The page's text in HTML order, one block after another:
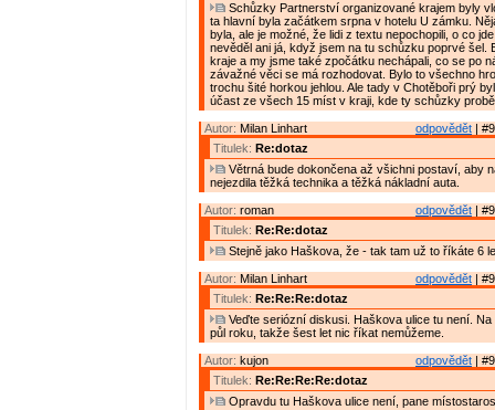
Schůzky Partnerství organizované krajem byly
ta hlavní byla začátkem srpna v hotelu U zámku.
byla, ale je možné, že lidi z textu nepochopili, o co
nevěděl ani já, když jsem na tu schůzku poprvé šel.
kraje a my jsme také zpočátku nechápali, co se po
závažné věci se má rozhodovat. Bylo to všechno
trochu šité horkou jehlou. Ale tady v Chotěboři prý
účast ze všech 15 míst v kraji, kde ty schůzky
odpovědět |
Autor: Milan Linhart
Titulek: Re:dotaz
Větrná bude dokončena až všichni postaví, aby
nejezdila těžká technika a těžká nákladní auta.
odpovědět |
Autor: roman
Titulek: Re:Re:dotaz
Stejně jako Haškova, že - tak tam už to říkáte 6
odpovědět |
Autor: Milan Linhart
Titulek: Re:Re:Re:dotaz
Veďte seriózní diskusi. Haškova ulice tu není. Na
půl roku, takže šest let nic říkat nemůžeme.
odpovědět |
Autor: kujon
Titulek: Re:Re:Re:Re:dotaz
Opravdu tu Haškova ulice není, pane